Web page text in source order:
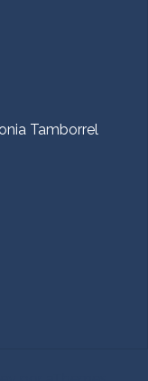
Tamborrel